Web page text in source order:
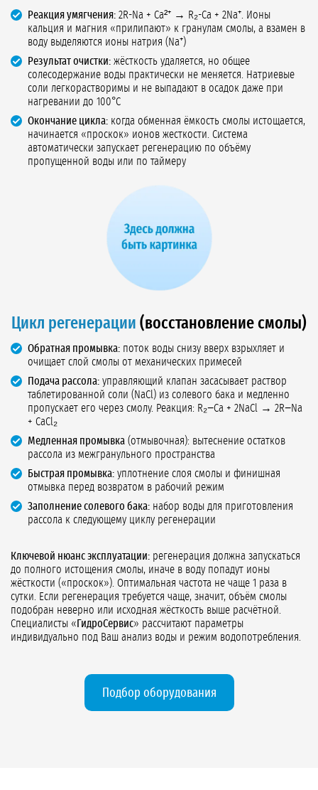
Реакция умягчения: 2R-Na + Ca²⁺ → R₂-Ca + 2Na⁺. Ионы
кальция и магния «прилипают» к гранулам смолы, а взамен в
воду выделяются ионы натрия (Na⁺)
Результат очистки: жёсткость удаляется, но общее
солесодержание воды практически не меняется. Натриевые
соли легкорастворимы и не выпадают в осадок даже при
нагревании до 100°C
Окончание цикла: когда обменная ёмкость смолы истощается,
начинается «проскок» ионов жесткости. Система
автоматически запускает регенерацию по объёму
пропущенной воды или по таймеру
Цикл регенерации (восстановление смолы)
Обратная промывка: поток воды снизу вверх взрыхляет и
очищает слой смолы от механических примесей
Подача рассола: управляющий клапан засасывает раствор
таблетированной соли (NaCl) из солевого бака и медленно
пропускает его через смолу. Реакция: R₂−Ca + 2NaCl → 2R−Na
+ CaCl₂
Медленная промывка (отмывочная): вытеснение остатков
рассола из межгранульного пространства
Быстрая промывка: уплотнение слоя смолы и финишная
отмывка перед возвратом в рабочий режим
Заполнение солевого бака: набор воды для приготовления
рассола к следующему циклу регенерации
Ключевой нюанс эксплуатации: регенерация должна запускаться
до полного истощения смолы, иначе в воду попадут ионы
жёсткости («проскок»). Оптимальная частота не чаще 1 раза в
сутки. Если регенерация требуется чаще, значит, объём смолы
подобран неверно или исходная жёсткость выше расчётной.
Специалисты «ГидроСервис» рассчитают параметры
индивидуально под Ваш анализ воды и режим водопотребления.
Подбор оборудования